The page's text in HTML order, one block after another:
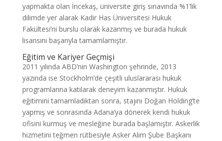
yapmakta olan İncekaş, üniversite giriş sınavında %1’lik
dilimde yer alarak Kadir Has Üniversitesi Hukuk
Fakültesi’ni burslu olarak kazanmış ve burada hukuk
lisansını başarıyla tamamlamıştır.
Eğitim ve Kariyer Geçmişi
2011 yılında ABD’nin Washington şehrinde, 2013
yazında ise Stockholm’de çeşitli uluslararası hukuk
programlarına katılarak deneyim kazanmıştır. Hukuk
eğitimini tamamladıktan sonra, stajını Doğan Holding’te
yapmış ve sonrasında Adana’ya dönerek kendi hukuk
ofisini kurmuş ve mesleğine burada başlamıştır. Askerlik
hizmetini teğmen rütbesiyle Asker Alım Şube Başkanı